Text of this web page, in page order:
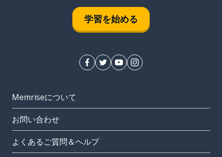
学習を始める
Memriseについて
お問い合わせ
よくあるご質問＆ヘルプ